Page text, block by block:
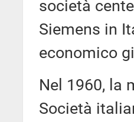
società
Siemens in
economico
Nel 1960, la
Società